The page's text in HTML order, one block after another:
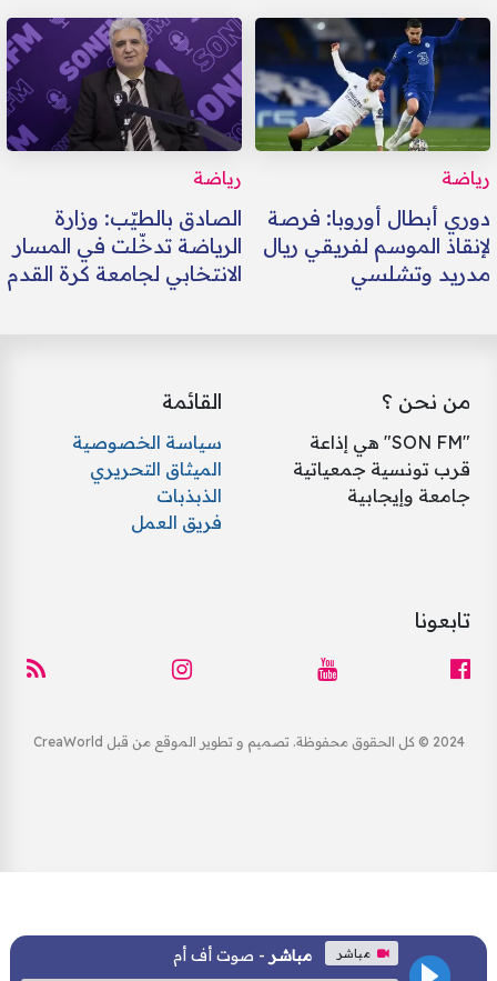
رياضة
دوري أبطال أوروبا: فرصة
لإنقاذ الموسم لفريقي ريال
مدريد وتشلسي
رياضة
الصادق بالطيّب: وزارة
الرياضة تدخّلت في المسار
الانتخابي لجامعة كرة القدم
من نحن ؟
"SON FM" هي إذاعة
قرب تونسية جمعياتية
جامعة وإيجابية
القائمة
سياسة الخصوصية
الميثاق التحريري
الذبذبات
فريق العمل
تابعونا
2024 © كل الحقوق محفوظة. تصميم و تطوير الموقع من قبل CreaWorld
مباشر مباشر - صوت أف أم